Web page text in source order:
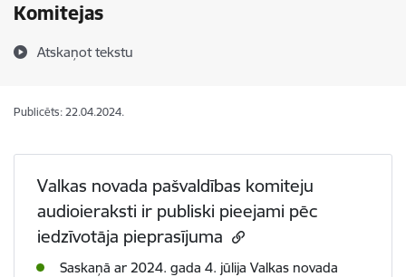
Komitejas
Atskaņot tekstu
Publicēts: 22.04.2024.
Valkas novada pašvaldības komiteju
audioieraksti ir publiski pieejami pēc
iedzīvotāja pieprasījuma
Saskaņā ar 2024. gada 4. jūlija Valkas novada